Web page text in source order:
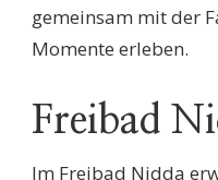
gemeinsam mit der
Momente erleben.
Freibad
Im Freibad Nidda